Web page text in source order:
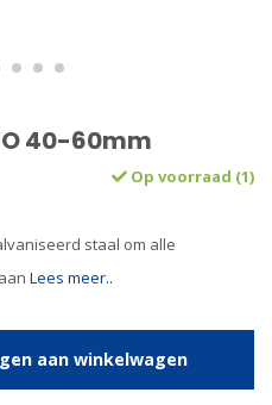
40-60mm
Op voorraad (1)
staal om alle
Lees meer..
aan winkelwagen